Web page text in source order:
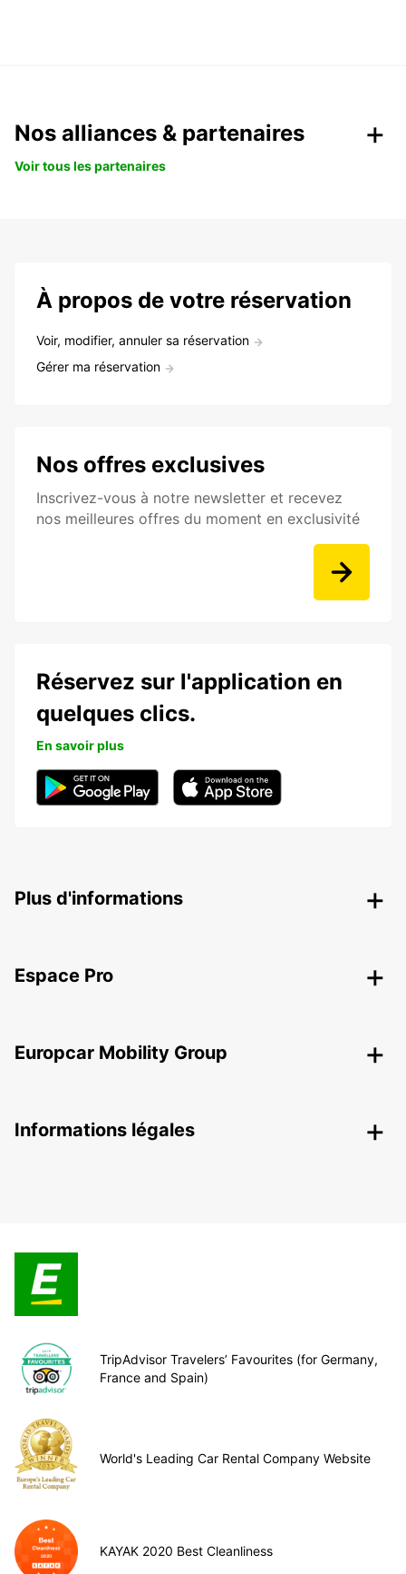
Nos alliances & partenaires
Voir tous les partenaires
À propos de votre réservation
Voir, modifier, annuler sa réservation
Gérer ma réservation
Nos offres exclusives
Inscrivez-vous à notre newsletter et recevez
nos meilleures offres du moment en exclusivité
Réservez sur l'application en
quelques clics.
En savoir plus
Plus d'informations
Espace Pro
Europcar Mobility Group
Informations légales
TripAdvisor Travelers’ Favourites (for Germany,
France and Spain)
World's Leading Car Rental Company Website
KAYAK 2020 Best Cleanliness